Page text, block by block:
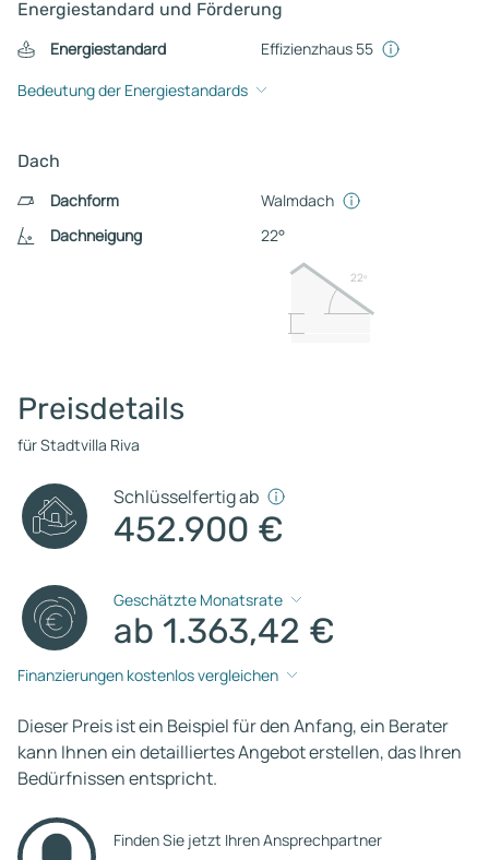
Energiestandard und Förderung
Energiestandard
Effizienzhaus 55
Bedeutung der Energiestandards
Dach
Dachform
Walmdach
Dachneigung
22°
22º
Preisdetails
für Stadtvilla Riva
Schlüsselfertig ab
452.900 €
Geschätzte Monatsrate
ab 1.363,42 €
Finanzierungen kostenlos vergleichen
Dieser Preis ist ein Beispiel für den Anfang, ein Berater
kann Ihnen ein detailliertes Angebot erstellen, das Ihren
Bedürfnissen entspricht.
Finden Sie jetzt Ihren Ansprechpartner